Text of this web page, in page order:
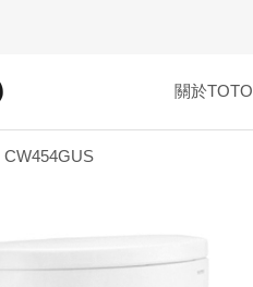
關於TOTO
CW454GUS